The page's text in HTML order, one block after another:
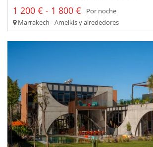
1 200 € - 1 800 €
Por noche
Marrakech - Amelkis y alrededores